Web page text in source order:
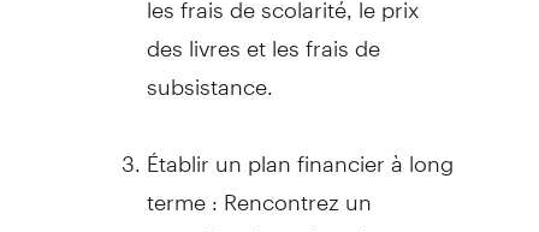
des livres et les frais de
subsistance.
Établir un plan financier à long
terme : Rencontrez un